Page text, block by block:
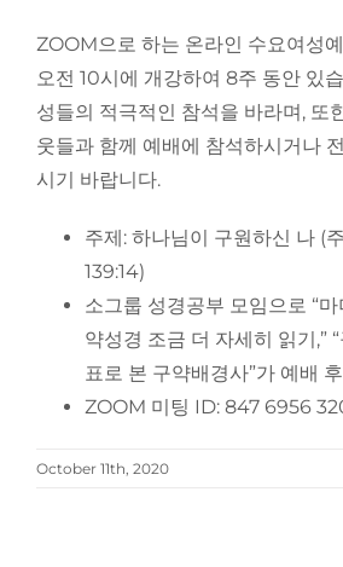
ZOOM으로 하는 온라인 수요여성
오전 10시에 개강하여 8주 동안 있
성들의 적극적인 참석을 바라며, 또
웃들과 함께 예배에 참석하시거나
시기 바랍니다.
주제: 하나님이 구원하신 나 (
139:14)
소그룹 성경공부 모임으로 “마
약성경 조금 더 자세히 읽기,”
표로 본 구약배경사”가 예배
ZOOM 미팅 ID: 847 6956
October 11th, 2020